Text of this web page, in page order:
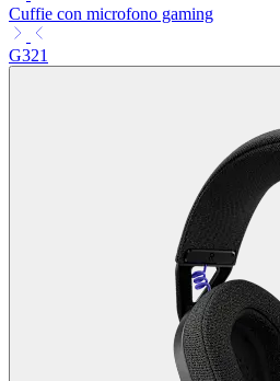
Cuffie con microfono gaming
G321